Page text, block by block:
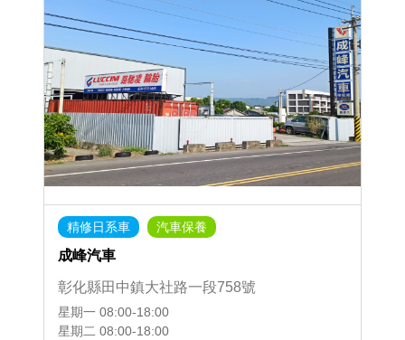
精修日系車 汽車保養
成峰汽車
彰化縣田中鎮大社路一段758號
星期一 08:00-18:00
星期二 08:00-18:00